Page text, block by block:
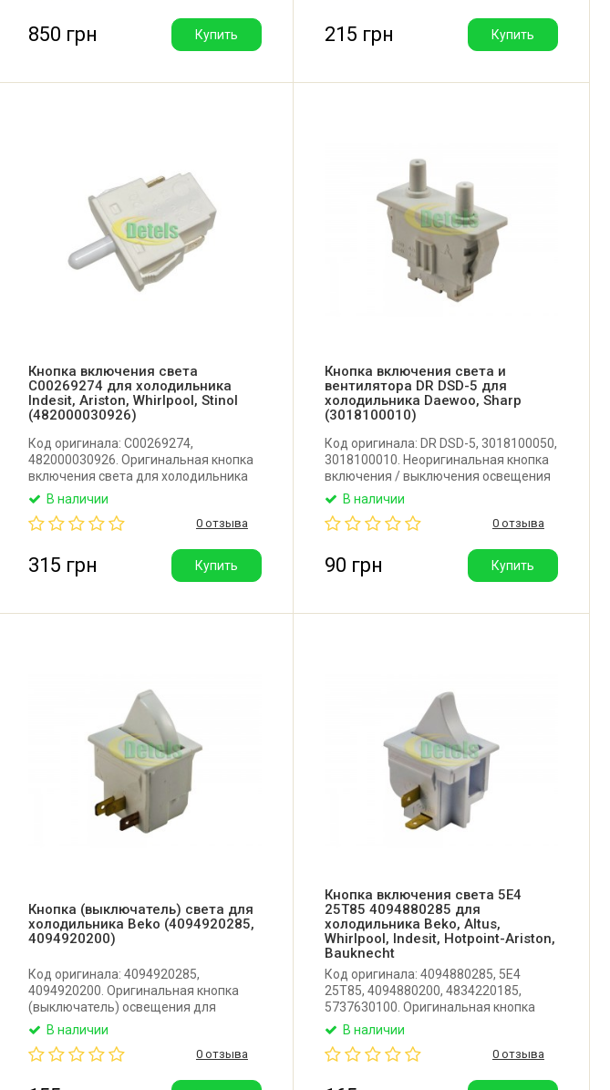
850 грн Купить 215 грн Купить
Кнопка включения света
C00269274 для холодильника
Indesit, Ariston, Whirlpool, Stinol
(482000030926)
Код оригинала: C00269274,
482000030926. Оригинальная кнопка
включения света для холодильника
Indesit, Ariston, Whirlpool, Stinol. Имеет
2 контакта. Производитель: Италия.
В наличии
0 отзыва
315 грн Купить
Кнопка включения света и
вентилятора DR DSD-5 для
холодильника Daewoo, Sharp
(3018100010)
Код оригинала: DR DSD-5, 3018100050,
3018100010. Неоригинальная кнопка
включения / выключения освещения
холодильной камеры и вентилятора
обдува морозильной камеры для
холодильника Daewoo, Sharp.
Производитель: Китай.
В наличии
0 отзыва
90 грн Купить
Кнопка (выключатель) света для
холодильника Beko (4094920285,
4094920200)
Код оригинала: 4094920285,
4094920200. Оригинальная кнопка
(выключатель) освещения для
холодильника Beko, Altus.
В наличии
0 отзыва
Кнопка включения света 5E4
25T85 4094880285 для
холодильника Beko, Altus,
Whirlpool, Indesit, Hotpoint-Ariston,
Bauknecht
Код оригинала: 4094880285, 5E4
25T85, 4094880200, 4834220185,
5737630100. Оригинальная кнопка
включения света для холодильника
Beko, Blomberg, Altus, Whirlpool, Indesit,
Hotpoint-Ariston, Bauknecht, Smeg,
В наличии
0 отзыва